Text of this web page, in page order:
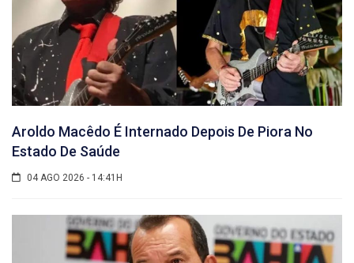
Aroldo Macêdo É Internado Depois De Piora No
Estado De Saúde
04 AGO 2026 - 14:41H